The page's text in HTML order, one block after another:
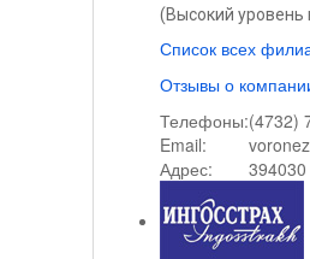
(Высокий уровень
Список всех
Отзывы о
Телефоны:(4732)
Email:
Адрес:
394030